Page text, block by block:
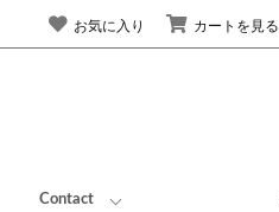
お気に入り カートを見る
Contact